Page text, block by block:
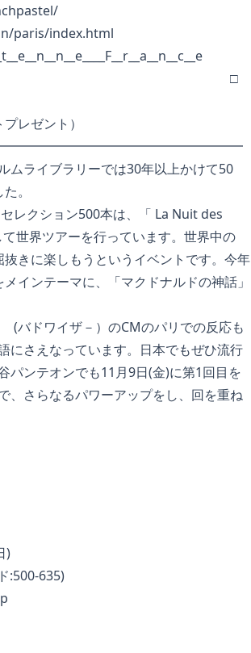
paris/index.html
レゼント）
ライブラリーでは30年以上かけて50
。
レクション500本は、「 La Nuit des
世界ツアーを行っています。世界中の
きに楽しもうというイベントです。今年
インテーマに、「マクドナルドの神話」
バドワイザ－）のCMのパリでの反応も
さえなっています。日本でもぜひ流行
ンテオンでも11月9日(金)に第1回目を
さらなるパワーアップをし、回を重ね
)
:500-635)